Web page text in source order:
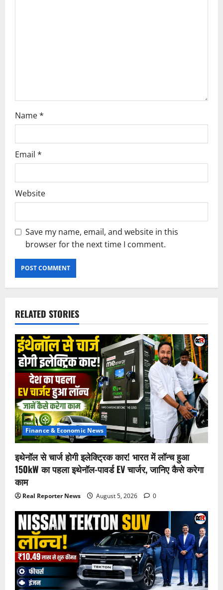
Name*
Email *
Website
Save my name, email, and website in this
browser for the next time I comment.
RELATED STORIES
Finance & Economic News
इथेनॉल से चार्ज होगी इलेक्ट्रिक कार! भारत में लॉन्च हुआ
150kW का पहला इथेनॉल-पावर्ड EV चार्जर, जानिए कैसे करेगा
काम
Real Reporter News August 5, 2026 0